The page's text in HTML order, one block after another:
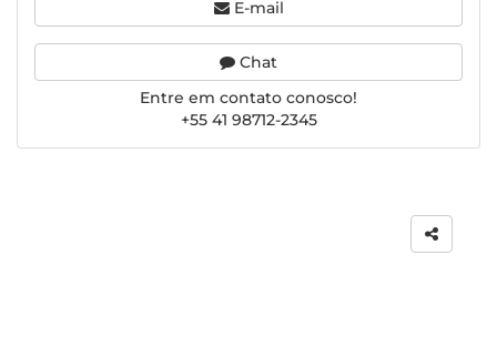
E-mail
Chat
Entre em contato conosco!
+55 41 98712-2345